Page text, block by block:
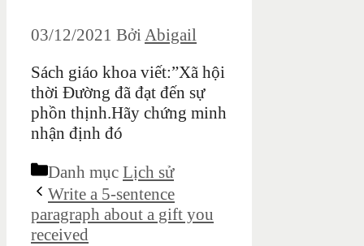
03/12/2021 BởiAbigail
Sách giáo khoa viết:”Xã hội
thời Đường đã đạt đến sự
phồn thịnh.Hãy chứng minh
nhận định đó
Danh mục Lịch sử
Write a 5-sentence
paragraph about a gift you
received